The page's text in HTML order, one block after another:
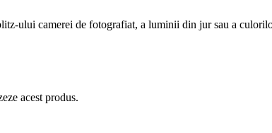
ului camerei de fotografiat, a luminii din jur sau a
acest produs.